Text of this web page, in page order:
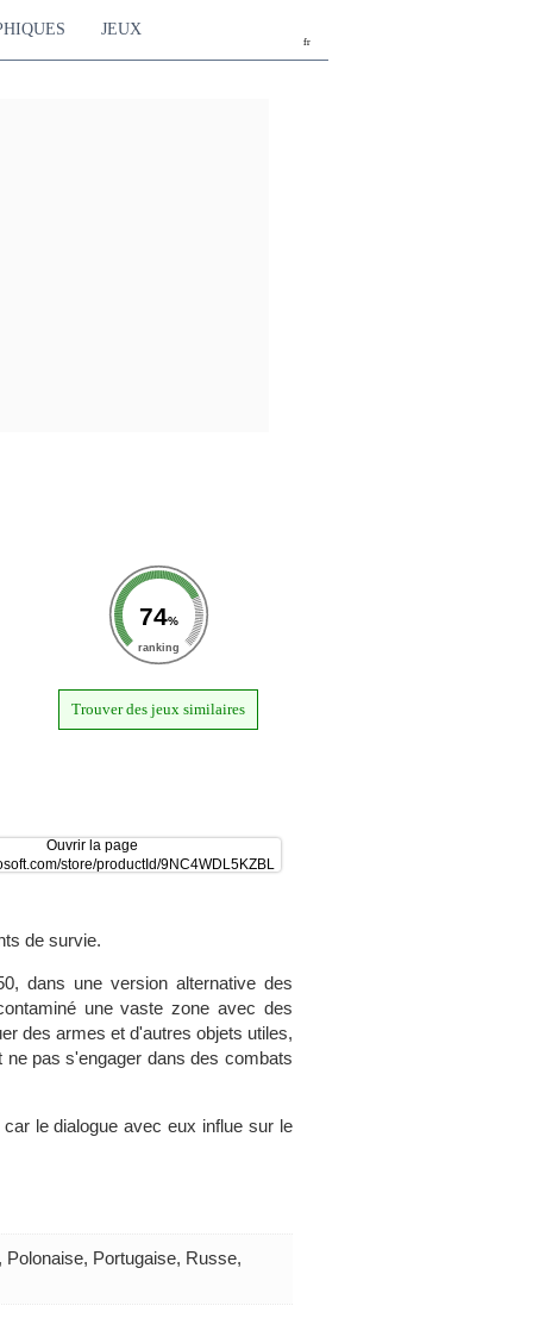
fr
JEUX
74%
ranking
Trouver des jeux similaires
de survie.
dans une version alternative des
une vaste zone avec des
des armes et d'autres objets utiles,
pas s'engager dans des combats
le dialogue avec eux influe sur le
Portugaise, Russe,